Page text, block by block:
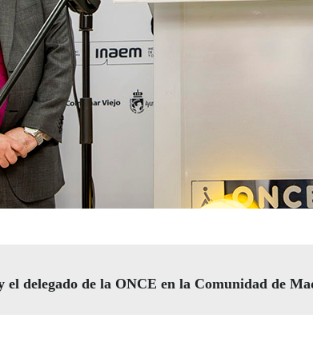
el delegado de la ONCE en la Comunidad de